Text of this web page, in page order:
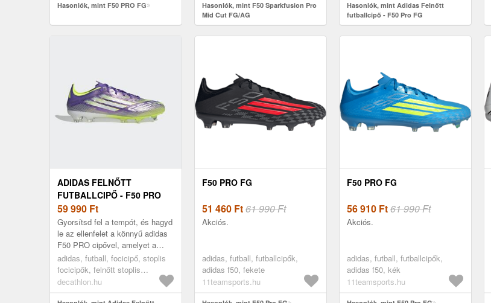
Hasonlók, mint F50 PRO FG
Hasonlók, mint F50 Sparkfusion Pro
Mid Cut FG/AG
Hasonlók, mint Adidas Felnőtt
futballcipő - F50 Pro FG
ADIDAS FELNŐTT
FUTBALLCIPŐ - F50 PRO
FG
59 990 Ft
Gyorsítsd fel a tempót, és hagyd
le az ellenfelet a könnyű adidas
F50 PRO cipővel, amelyet a
gyors játékosok számára
terveztek. Élvezd a Sprintplat...
adidas, futball, focicipő, stoplis
focicipők, felnőtt stoplis
focicipők, 41 1/3
decathlon.hu
F50 PRO FG
51 460 Ft61 990 Ft
Akciós.
adidas, futball, futballcipők,
adidas f50, fekete
11teamsports.hu
F50 PRO FG
56 910 Ft61 990 Ft
Akciós.
adidas, futball, futballcipők,
adidas f50, kék
11teamsports.hu